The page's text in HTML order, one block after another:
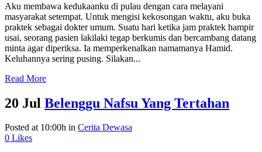
Aku membawa kedukaanku di pulau dengan cara melayani
masyarakat setempat. Untuk mengisi kekosongan waktu, aku buka
praktek sebagai dokter umum. Suatu hari ketika jam praktek hampir
usai, seorang pasien lakilaki tegap berkumis dan bercambang datang
minta agar diperiksa. Ia memperkenalkan namamanya Hamid.
Keluhannya sering pusing. Silakan...
Read More
20 Jul Belenggu Nafsu Yang Tertahan
Posted at 10:00h in Cerita Dewasa
0 Likes